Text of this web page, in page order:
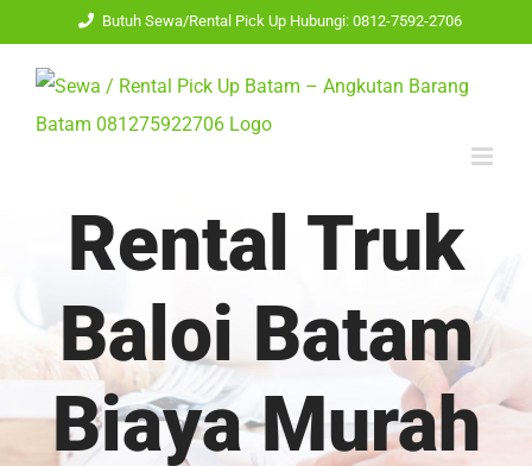
content
Butuh Sewa/Rental Pick Up Hubungi: 0812-7592-2706
Rental Truk
Baloi Batam
Biaya Murah